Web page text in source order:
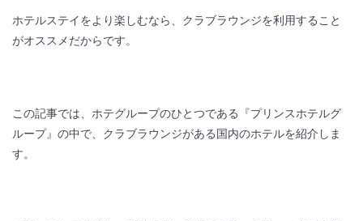
ホテルステイをより楽しむなら、クラブラウンジを利用すること
がオススメだからです。
この記事では、ホテグループのひとつである『プリンスホテルグ
ループ』の中で、クラブラウンジがある国内のホテルを紹介しま
す。